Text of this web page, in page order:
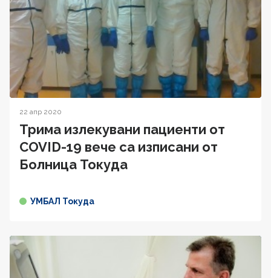
22 апр 2020
Трима излекувани пациенти от
COVID-19 вече са изписани от
Болница Токуда
УМБАЛ Токуда